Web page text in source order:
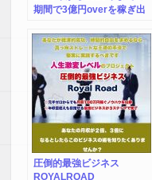
期間で3億円overを稼ぎ出
初心者を月収1000万プレイ
ヤーへと導く幻の教材
圧倒的最強ビジネス
ROYALROAD